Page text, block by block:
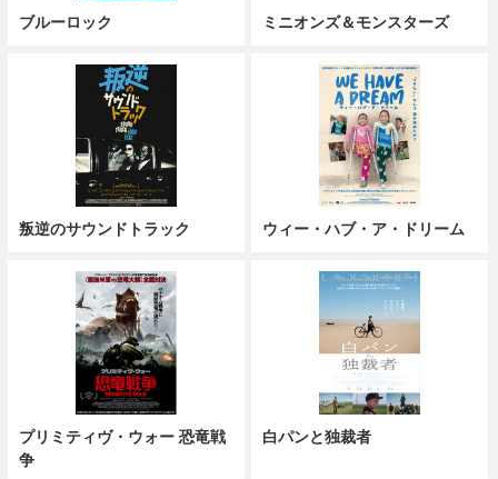
ブルーロック ミニオンズ＆モンスターズ
叛逆のサウンドトラック ウィー・ハブ・ア・ドリーム
プリミティヴ・ウォー 恐竜戦
争
白パンと独裁者